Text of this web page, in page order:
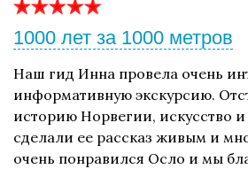
1000 лет за 1000 метров
Наш гид Инна провела очень
информативную экскурсию.
историю Норвегии, искусство и
сделали ее рассказ живым и
очень понравился Осло и мы